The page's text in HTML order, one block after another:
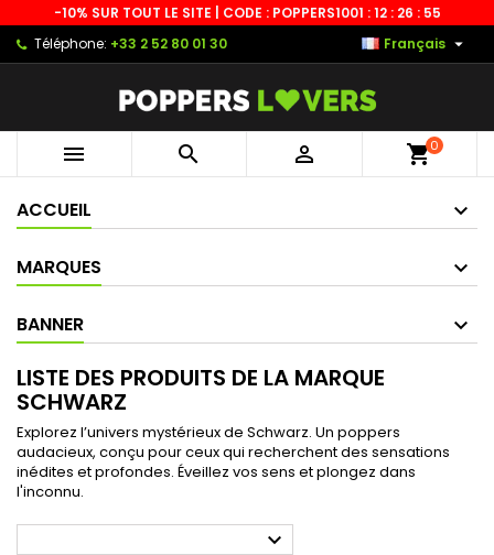
-10% SUR TOUT LE SITE | CODE : POPPERS1001 : 12 : 26 : 55
Téléphone: +33 2 52 80 01 30 Français 
   shopping_cart0
ACCUEIL
MARQUES
BANNER
LISTE DES PRODUITS DE LA MARQUE
SCHWARZ
Explorez l’univers mystérieux de Schwarz. Un poppers
audacieux, conçu pour ceux qui recherchent des sensations
inédites et profondes. Éveillez vos sens et plongez dans
l'inconnu.
